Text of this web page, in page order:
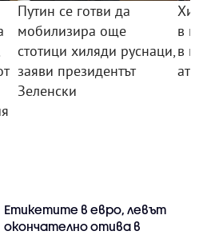
Путин се готви да
мобилизира още
стотици хиляди руснаци,
заяви президентът
Зеленски
в
в
Етикетите в евро, левът
окончателно отива в